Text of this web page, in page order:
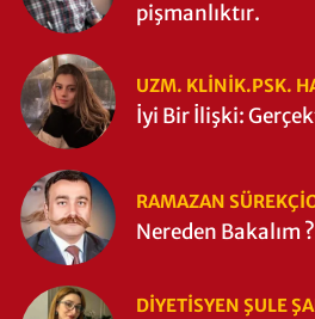
pişmanlıktır.
UZM. KLINIK.PSK.
İyi Bir İlişki:
RAMAZAN
Nereden Bakalım ?
DIYETISYEN ŞULE